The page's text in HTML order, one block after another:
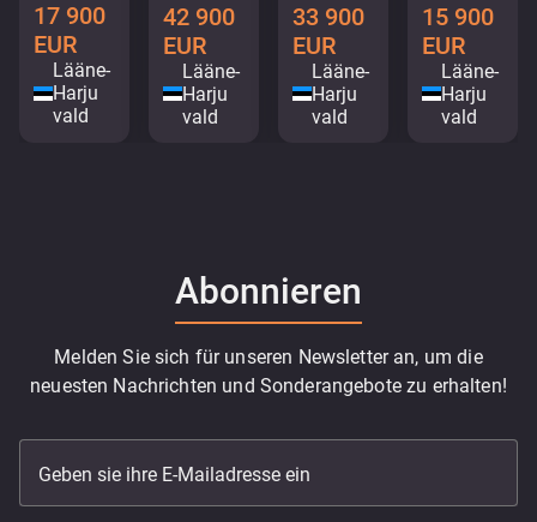
17 900
EUR
Lääne-
Harju
vald
42 900
EUR
Lääne-
Harju
vald
33 900
EUR
Lääne-
Harju
vald
15 900
EUR
Lääne-
Harju
vald
Abonnieren
Melden Sie sich für unseren Newsletter an, um die
neuesten Nachrichten und Sonderangebote zu erhalten!
Geben sie ihre E-Mailadresse ein